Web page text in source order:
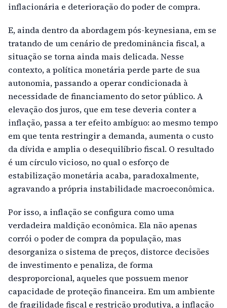
inflacionária e deterioração do poder de compra.
E, ainda dentro da abordagem pós-keynesiana, em se
tratando de um cenário de predominância fiscal, a
situação se torna ainda mais delicada. Nesse
contexto, a política monetária perde parte de sua
autonomia, passando a operar condicionada à
necessidade de financiamento do setor público. A
elevação dos juros, que em tese deveria conter a
inflação, passa a ter efeito ambíguo: ao mesmo tempo
em que tenta restringir a demanda, aumenta o custo
da dívida e amplia o desequilíbrio fiscal. O resultado
é um círculo vicioso, no qual o esforço de
estabilização monetária acaba, paradoxalmente,
agravando a própria instabilidade macroeconômica.
Por isso, a inflação se configura como uma
verdadeira maldição econômica. Ela não apenas
corrói o poder de compra da população, mas
desorganiza o sistema de preços, distorce decisões
de investimento e penaliza, de forma
desproporcional, aqueles que possuem menor
capacidade de proteção financeira. Em um ambiente
de fragilidade fiscal e restrição produtiva, a inflação